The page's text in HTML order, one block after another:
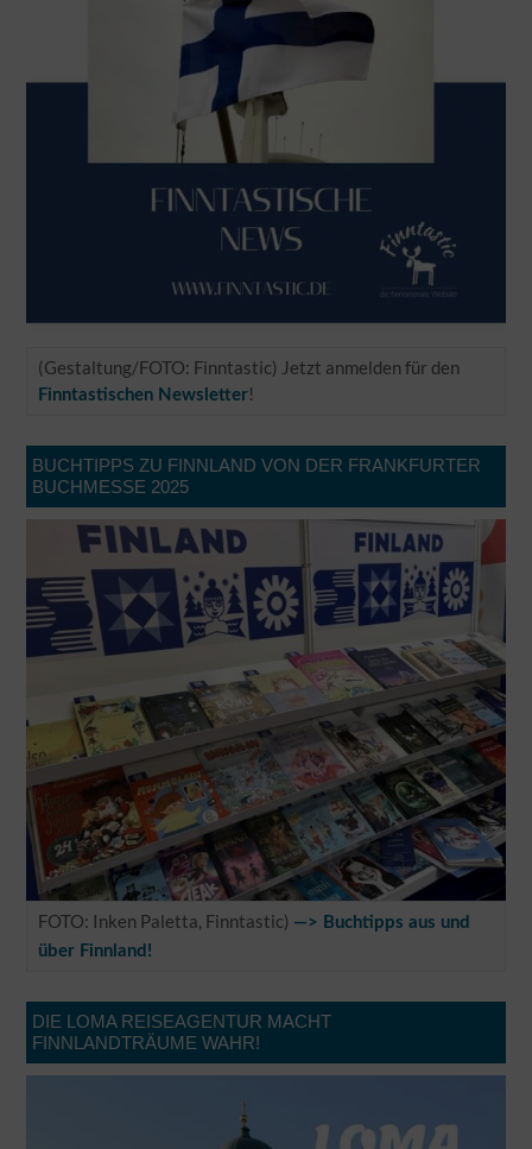
(Gestaltung/FOTO: Finntastic) Jetzt anmelden für den
Finntastischen Newsletter!
BUCHTIPPS ZU FINNLAND VON DER FRANKFURTER
BUCHMESSE 2025
FOTO: Inken Paletta, Finntastic) —> Buchtipps aus und
über Finnland!
DIE LOMA REISEAGENTUR MACHT
FINNLANDTRÄUME WAHR!